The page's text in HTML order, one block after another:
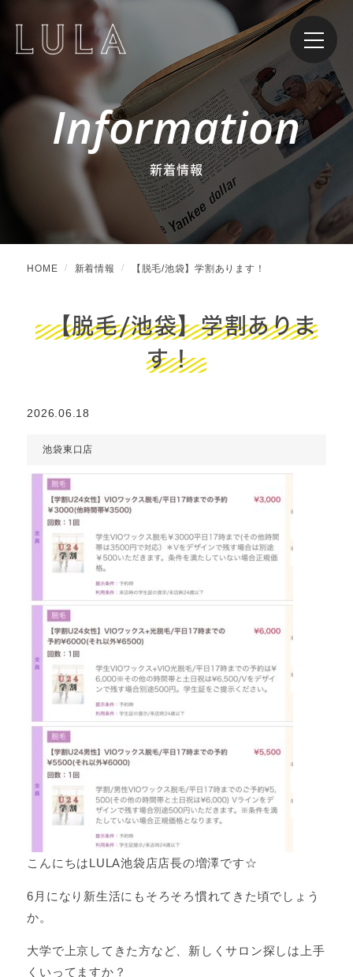
Information
新着情報
HOME 新着情報 【脱毛/池袋】学割あります！
【脱毛/池袋】学割ありま
す！
2026.06.18
池袋東口店
こんにちはLULA池袋店店長の増澤です☆
6月になり新生活にもそろそろ慣れてきた頃でしょう
か。
大学で上京してきた方など、新しくサロン探しは上手
くいってますか？